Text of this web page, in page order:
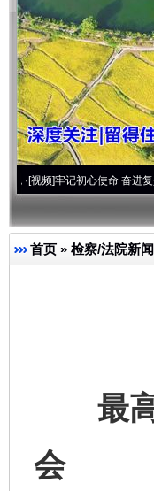
记初心使命 奋进复兴征程丨宝
首页 » 检察/法院新闻
最高
会